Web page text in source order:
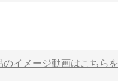
イメージ動画はこちら